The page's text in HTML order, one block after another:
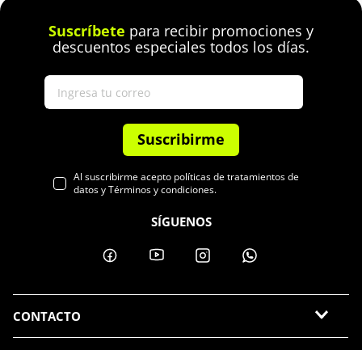
Suscríbete para recibir promociones y
descuentos especiales todos los días.
Suscribirme
Al suscribirme acepto políticas de tratamientos de
datos y Términos y condiciones.
SÍGUENOS
CONTACTO